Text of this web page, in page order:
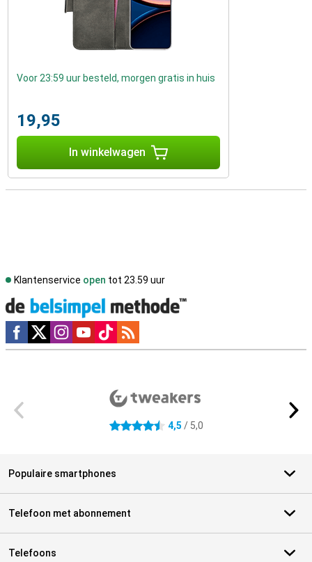
Voor 23:59 uur besteld, morgen gratis in huis
19,95
In winkelwagen
Klantenservice open tot 23.59 uur
Social media
4.5 sterren 4,5 / 5,0
Populaire smartphones
Telefoon met abonnement
Telefoons